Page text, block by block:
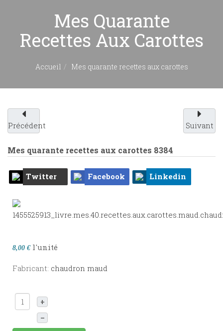
Mes Quarante
Recettes Aux Carottes
Accueil Mes quarante recettes aux carottes
Précédent Suivant
Mes quarante recettes aux carottes 8384
Twitter Facebook Linkedin
8,00 € l'unité
Fabricant: chaudron maud
+
–